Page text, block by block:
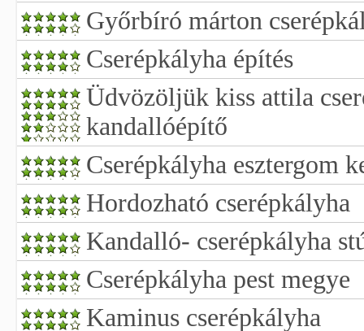
Győrbíró márton
Cserépkályha építés
Üdvözöljük kiss attila
kandallóépítő
Cserépkályha esztergom
Hordozható cserépkályha
Kandalló- cserépkályha
Cserépkályha pest megye
Kaminus cserépkályha